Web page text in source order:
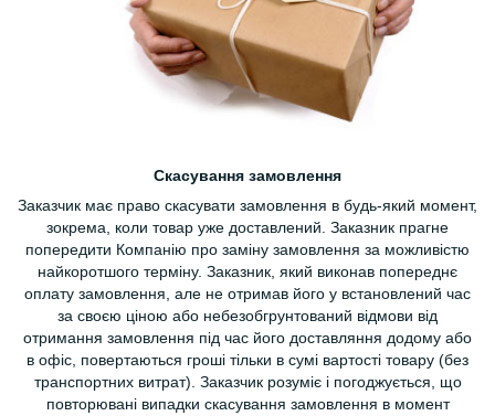
Скасування замовлення
Заказчик має право скасувати замовлення в будь-який момент,
зокрема, коли товар уже доставлений. Заказник прагне
попередити Компанію про заміну замовлення за можливістю
найкоротшого терміну. Заказник, який виконав попереднє
оплату замовлення, але не отримав його у встановлений час
за своєю ціною або небезобгрунтований відмови від
отримання замовлення під час його доставляння додому або
в офіс, повертаються гроші тільки в сумі вартості товару (без
транспортних витрат). Заказчик розуміє і погоджується, що
повторювані випадки скасування замовлення в момент